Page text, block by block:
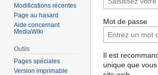
Mot de passe
Il est
unique que
Modifications récentes
Page au hasard
Aide concernant
MediaWiki
Outils
Pages spéciales
Version imprimable